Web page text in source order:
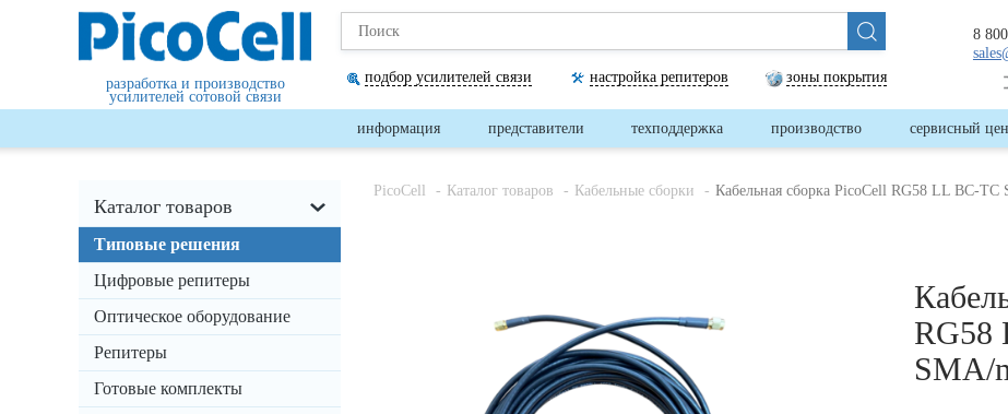
разработка и производство
усилителей сотовой связи
подбор усилителей связи настройка репитеров зоны покрытия
8
информация представители техподдержка производство сервисный
Каталог товаров
Типовые решения
Цифровые репитеры
Оптическое оборудование
Репитеры
Готовые комплекты
PicoCell Каталог товаров Кабельные сборки Кабельная сборка PicoCell RG58 LL BC-
RG58
SMA/